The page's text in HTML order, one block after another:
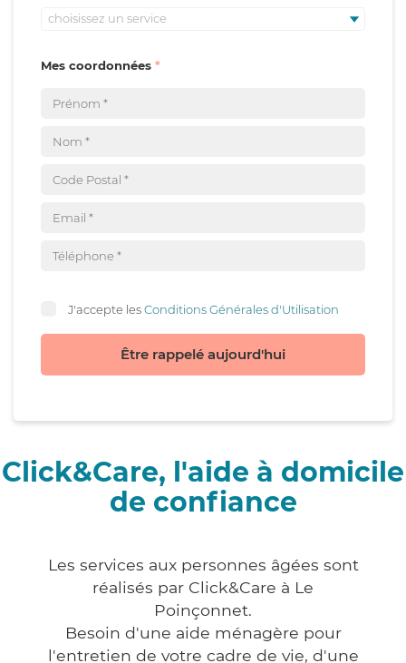
choisissez un service
Mes coordonnées
J'accepte lesConditions Générales d'Utilisation
Être rappelé aujourd'hui
Click&Care, l'aide à domicile
de confiance
Les services aux personnes âgées sont
réalisés par Click&Care à Le
Poinçonnet.
Besoin d'une aide ménagère pour
l'entretien de votre cadre de vie, d'une